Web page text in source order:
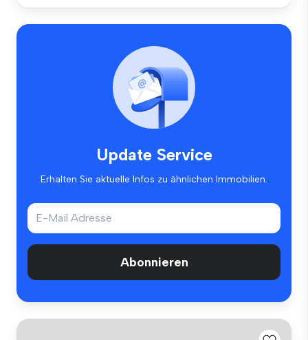
Update Service
Erhalten Sie aktuelle Infos zu ähnlichen Immobilien.
Abonnieren